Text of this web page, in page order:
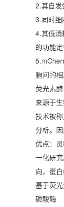
2.其自发
3.同时细
4.其低消
的功能
胞问的
荧光素酶
来源于
技术被
分析。
优点：
一化研
向，蛋
基于荧
磷酸酶